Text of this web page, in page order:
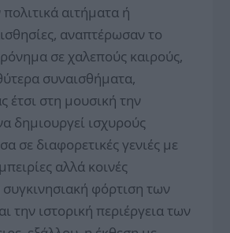
αιτήματα ή
αναπτέρωσαν το
σε χαλεπούς καιρούς,
συναισθήματα,
έτσι στη μουσική την
δημιουργεί ισχυρούς
σε διαφορετικές γενιές με
αλλά κοινές
φόρτιση των
την ιστορική περιέργεια των